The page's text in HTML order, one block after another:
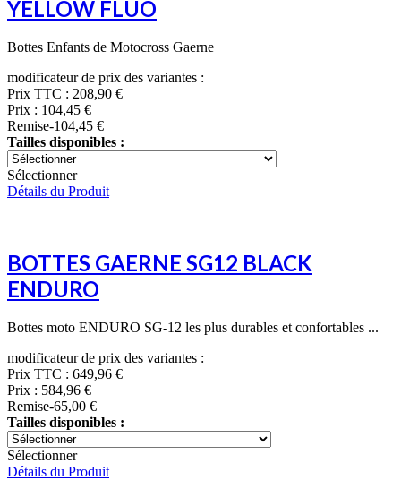
YELLOW FLUO
Bottes Enfants de Motocross Gaerne
modificateur de prix des variantes :
Prix TTC : 208,90 €
Prix : 104,45 €
Remise-104,45 €
Tailles disponibles :
Sélectionner
Détails du Produit
BOTTES GAERNE SG12 BLACK
ENDURO
Bottes moto ENDURO SG-12 les plus durables et confortables ...
modificateur de prix des variantes :
Prix TTC : 649,96 €
Prix : 584,96 €
Remise-65,00 €
Tailles disponibles :
Sélectionner
Détails du Produit